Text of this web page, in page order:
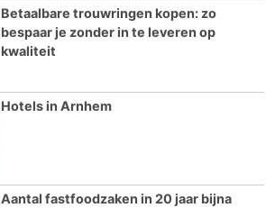
Betaalbare trouwringen kopen: zo
bespaar je zonder in te leveren op
kwaliteit
Hotels in Arnhem
Aantal fastfoodzaken in 20 jaar bijna